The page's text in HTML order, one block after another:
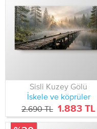
Sisli Kuzey Gölü
İskele ve köprüler
2.690 TL 1.883 TL